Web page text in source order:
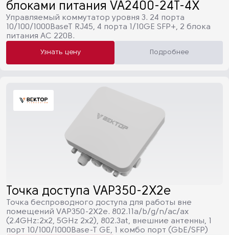
блоками питания VA2400-24T-4X
Управляемый коммутатор уровня 3. 24 порта
10/100/1000BaseT RJ45, 4 порта 1/10GE SFP+, 2 блока
питания AC 220В.
Узнать цену Подробнее
Точка доступа VAP350-2X2e
Точка беспроводного доступа для работы вне
помещений VAP350-2X2e. 802.11a/b/g/n/ac/ax
(2.4GHz:2х2, 5GHz 2x2), 802.3at, внешние антенны, 1
порт 10/100/1000Base-T GE, 1 комбо порт (GbE/SFP)